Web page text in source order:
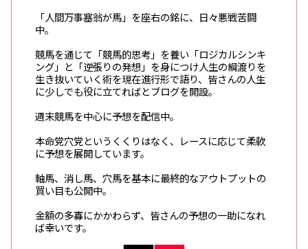
「人間万事塞翁が馬」を座右の銘に、日々悪戦苦闘
中。
競馬を通じて「競馬的思考」を養い「ロジカルシンキ
ング」と「逆張りの発想」を身につけ人生の綱渡りを
生き抜いていく術を現在進行形で語り、皆さんの人生
に少しでも役に立てればとブログを開設。
週末競馬を中心に予想を配信中。
本命党穴党というくくりはなく、レースに応じて柔軟
に予想を展開しています。
軸馬、消し馬、穴馬を基本に最終的なアウトプットの
買い目も公開中。
金額の多寡にかかわらず、皆さんの予想の一助になれ
ば幸いです。